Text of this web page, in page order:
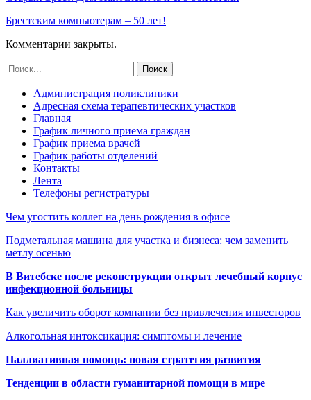
Брестским компьютерам – 50 лет!
Комментарии закрыты.
Администрация поликлиники
Адресная схема терапевтических участков
Главная
График личного приема граждан
График приема врачей
График работы отделений
Контакты
Лента
Телефоны регистратуры
Чем угостить коллег на день рождения в офисе
Подметальная машина для участка и бизнеса: чем заменить
метлу осенью
В Витебске после реконструкции открыт лечебный корпус
инфекционной больницы
Как увеличить оборот компании без привлечения инвесторов
Алкогольная интоксикация: симптомы и лечение
Паллиативная помощь: новая стратегия развития
Тенденции в области гуманитарной помощи в мире